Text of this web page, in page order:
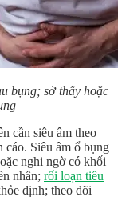
bụng; sờ thấy hoặc
cần siêu âm theo
Siêu âm ổ bụng
nghi ngờ có khối
nhân; rối loạn tiêu
định; theo dõi